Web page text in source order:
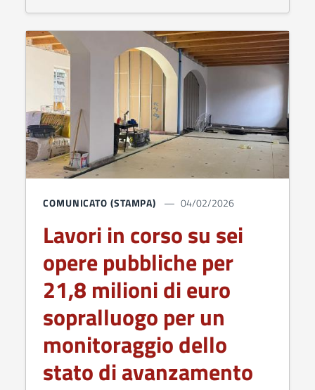
COMUNICATO (STAMPA) 04/02/2026
Lavori in corso su sei
opere pubbliche per
21,8 milioni di euro
sopralluogo per un
monitoraggio dello
stato di avanzamento